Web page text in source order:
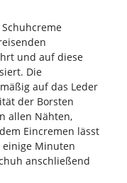
und auf diese
Die
auf das Leder
der Borsten
allen Nähten,
Eincremen lässt
einige Minuten
anschließend